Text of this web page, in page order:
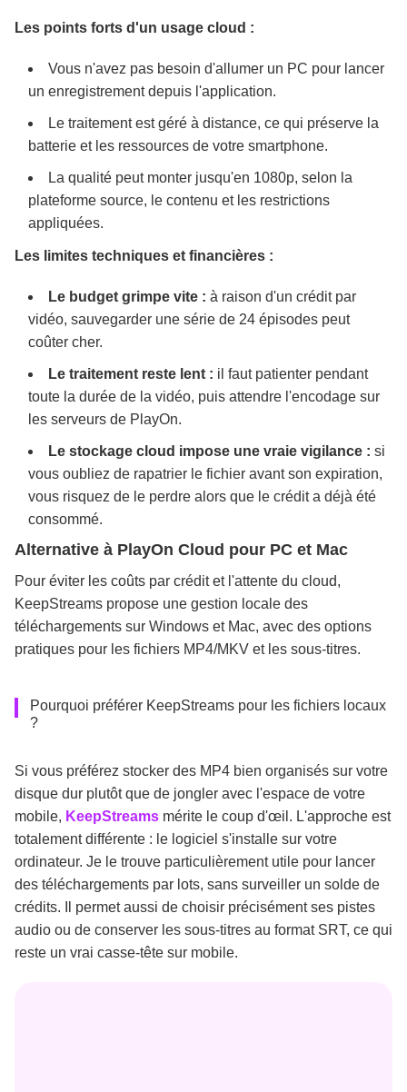
Les points forts d'un usage cloud :
Vous n'avez pas besoin d'allumer un PC pour lancer
un enregistrement depuis l'application.
Le traitement est géré à distance, ce qui préserve la
batterie et les ressources de votre smartphone.
La qualité peut monter jusqu'en 1080p, selon la
plateforme source, le contenu et les restrictions
appliquées.
Les limites techniques et financières :
Le budget grimpe vite : à raison d'un crédit par
vidéo, sauvegarder une série de 24 épisodes peut
coûter cher.
Le traitement reste lent : il faut patienter pendant
toute la durée de la vidéo, puis attendre l'encodage sur
les serveurs de PlayOn.
Le stockage cloud impose une vraie vigilance : si
vous oubliez de rapatrier le fichier avant son expiration,
vous risquez de le perdre alors que le crédit a déjà été
consommé.
Alternative à PlayOn Cloud pour PC et Mac
Pour éviter les coûts par crédit et l'attente du cloud,
KeepStreams propose une gestion locale des
téléchargements sur Windows et Mac, avec des options
pratiques pour les fichiers MP4/MKV et les sous-titres.
Pourquoi préférer KeepStreams pour les fichiers locaux
?
Si vous préférez stocker des MP4 bien organisés sur votre
disque dur plutôt que de jongler avec l'espace de votre
mobile, KeepStreams mérite le coup d'œil. L'approche est
totalement différente : le logiciel s'installe sur votre
ordinateur. Je le trouve particulièrement utile pour lancer
des téléchargements par lots, sans surveiller un solde de
crédits. Il permet aussi de choisir précisément ses pistes
audio ou de conserver les sous-titres au format SRT, ce qui
reste un vrai casse-tête sur mobile.